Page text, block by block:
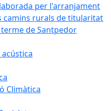
per l'arranjament
camins rurals de titularitat
de Santpedor
Climàtica